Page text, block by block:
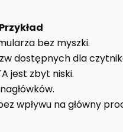
Przykład
bez myszki.
dostępnych dla
jest zbyt niski.
wpływu na główny